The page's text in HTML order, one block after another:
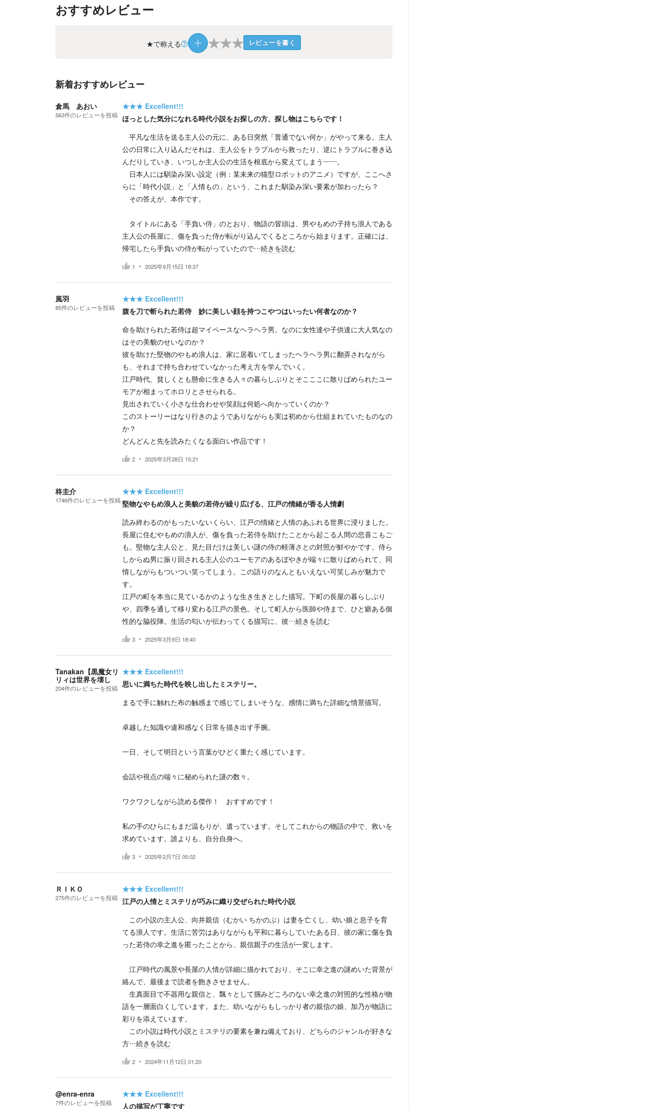
おすすめレビュー
★で称える ★★★ レビューを書く
新着おすすめレビュー
倉馬 あおい
563件のレビューを投稿
★★★ Excellent!!!
ほっとした気分になれる時代小説をお探しの方、探し物はこちらです！
平凡な生活を送る主人公の元に、ある日突然「普通でない何か」がやって来る。主人
公の日常に入り込んだそれは、主人公をトラブルから救ったり、逆にトラブルに巻き込
んだりしていき、いつしか主人公の生活を根底から変えてしまう――。
日本人には馴染み深い設定（例：某未来の猫型ロボットのアニメ）ですが、ここへさ
らに「時代小説」と「人情もの」という、これまた馴染み深い要素が加わったら？
その答えが、本作です。
タイトルにある「手負い侍」のとおり、物語の冒頭は、男やもめの子持ち浪人である
主人公の長屋に、傷を負った侍が転がり込んでくるところから始まります。正確には、
帰宅したら手負いの侍が転がっていたので…続きを読む
1 2025年9月15日 18:37
風羽
85件のレビューを投稿
★★★ Excellent!!!
腹を刀で斬られた若侍 妙に美しい顔を持つこやつはいったい何者なのか？
命を助けられた若侍は超マイペースなヘラヘラ男。なのに女性達や子供達に大人気なの
はその美貌のせいなのか？
彼を助けた堅物のやもめ浪人は、家に居着いてしまったヘラヘラ男に翻弄されながら
も、それまで持ち合わせていなかった考え方を学んでいく。
江戸時代、貧しくとも懸命に生きる人々の暮らしぶりとそこここに散りばめられたユー
モアが相まってホロリとさせられる。
見出されていく小さな仕合わせや笑顔は何処へ向かっていくのか？
このストーリーはなり行きのようでありながらも実は初めから仕組まれていたものなの
か？
どんどんと先を読みたくなる面白い作品です！
2 2025年3月28日 15:21
柊圭介
1746件のレビューを投稿
★★★ Excellent!!!
堅物なやもめ浪人と美貌の若侍が繰り広げる、江戸の情緒が香る人情劇
読み終わるのがもったいないくらい、江戸の情緒と人情のあふれる世界に浸りました。
長屋に住むやもめの浪人が、傷を負った若侍を助けたことから起こる人間の悲喜こもご
も。堅物な主人公と、見た目だけは美しい謎の侍の軽薄さとの対照が鮮やかです。侍ら
しからぬ男に振り回される主人公のユーモアのあるぼやきが端々に散りばめられて、同
情しながらもついつい笑ってしまう。この語りのなんともいえない可笑しみが魅力で
す。
江戸の町を本当に見ているかのような生き生きとした描写。下町の長屋の暮らしぶり
や、四季を通して移り変わる江戸の景色。そして町人から医師や侍まで、ひと癖ある個
性的な脇役陣。生活の匂いが伝わってくる描写に、彼…続きを読む
3 2025年3月9日 18:40
Tanakan【黒魔女リ
リィは世界を壊し
204件のレビューを投稿
★★★ Excellent!!!
思いに満ちた時代を映し出したミステリー。
まるで手に触れた布の触感まで感じてしまいそうな、感情に満ちた詳細な情景描写。
卓越した知識や違和感なく日常を描き出す手腕。
一日、そして明日という言葉がひどく重たく感じています。
会話や視点の端々に秘められた謎の数々。
ワクワクしながら読める傑作！ おすすめです！
私の手のひらにもまだ温もりが、遺っています。そしてこれからの物語の中で、救いを
求めています。誰よりも、自分自身へ。
3 2025年2月7日 05:02
ＲＩＫＯ
275件のレビューを投稿
★★★ Excellent!!!
江戸の人情とミステリが巧みに織り交ぜられた時代小説
この小説の主人公、向井親信（むかい ちかのぶ）は妻を亡くし、幼い娘と息子を育
てる浪人です。生活に苦労はありながらも平和に暮らしていたある日、彼の家に傷を負
った若侍の幸之進を匿ったことから、親信親子の生活が一変します。
江戸時代の風景や長屋の人情が詳細に描かれており、そこに幸之進の謎めいた背景が
絡んで、最後まで読者を飽きさせません。
生真面目で不器用な親信と、飄々として掴みどころのない幸之進の対照的な性格が物
語を一層面白くしています。また、幼いながらもしっかり者の親信の娘、加乃が物語に
彩りを添えています。
この小説は時代小説とミステリの要素を兼ね備えており、どちらのジャンルが好きな
方…続きを読む
2 2024年11月12日 01:20
@enra-enra
7件のレビューを投稿
★★★ Excellent!!!
人の描写が丁寧です